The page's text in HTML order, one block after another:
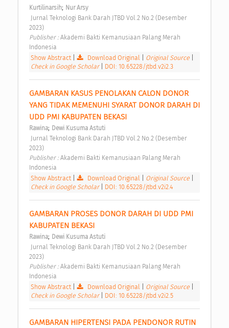
Kurtilinarsih; Nur Arsy
2023)
Publisher : Akademi Bakti Kemanusiaan Palang Merah
Indonesia
Show Abstract
Download Original Original Source
Check in Google Scholar
DOI: 10.65228/jtbd.v2i2.3
GAMBARAN KASUS PENOLAKAN CALON DONOR
YANG TIDAK MEMENUHI SYARAT DONOR DARAH DI
UDD PMI KABUPATEN BEKASI
Rawina; Dewi Kusuma Astuti
2023)
Publisher : Akademi Bakti Kemanusiaan Palang Merah
Indonesia
Show Abstract
Download Original Original Source
Check in Google Scholar
DOI: 10.65228/jtbd.v2i2.4
GAMBARAN PROSES DONOR DARAH DI UDD PMI
KABUPATEN BEKASI
Rawina; Dewi Kusuma Astuti
2023)
Publisher : Akademi Bakti Kemanusiaan Palang Merah
Indonesia
Show Abstract
Download Original Original Source
Check in Google Scholar
DOI: 10.65228/jtbd.v2i2.5
GAMBARAN HIPERTENSI PADA PENDONOR RUTIN